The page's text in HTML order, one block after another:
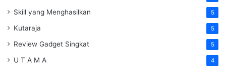
Skill yang Menghasilkan 5
Kutaraja 5
Review Gadget Singkat 5
U T A M A 4